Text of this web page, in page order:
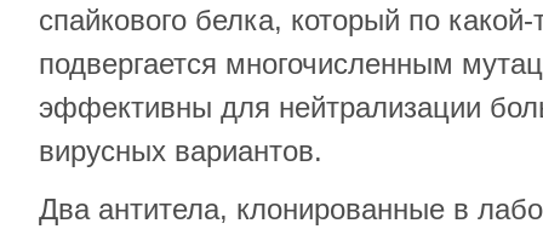
спайкового белка, который по
подвергается многочисленным
эффективны для нейтрализации
вирусных вариантов.
Два антитела, клонированные в